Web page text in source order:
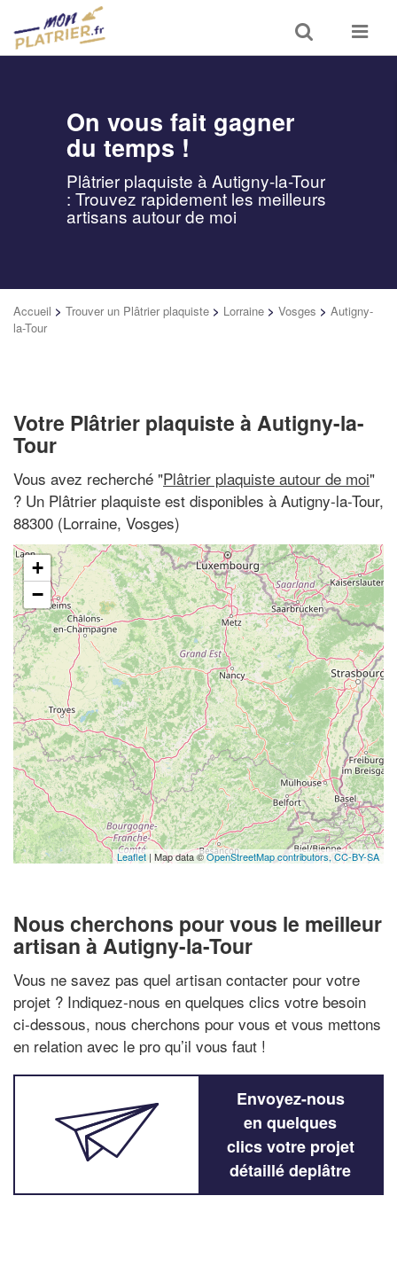
Toggle
search
Toggle
On vous fait gagner
du temps !
Plâtrier plaquiste à Autigny-la-Tour
: Trouvez rapidement les meilleurs
artisans autour de moi
Accueil > Trouver un Plâtrier plaquiste > Lorraine > Vosges > Autigny-
la-Tour
Votre Plâtrier plaquiste à Autigny-la-
Tour
Vous avez recherché "Plâtrier plaquiste autour de moi"
? Un Plâtrier plaquiste est disponibles à Autigny-la-Tour,
88300 (Lorraine, Vosges)
+
−
Leaflet | Map data ©OpenStreetMap contributors,CC-BY-SA
Nous cherchons pour vous le meilleur
artisan à Autigny-la-Tour
Vous ne savez pas quel artisan contacter pour votre
projet ? Indiquez-nous en quelques clics votre besoin
ci-dessous, nous cherchons pour vous et vous mettons
en relation avec le pro qu’il vous faut !
Envoyez-nous
en quelques
clics votre projet
détaillé deplâtre